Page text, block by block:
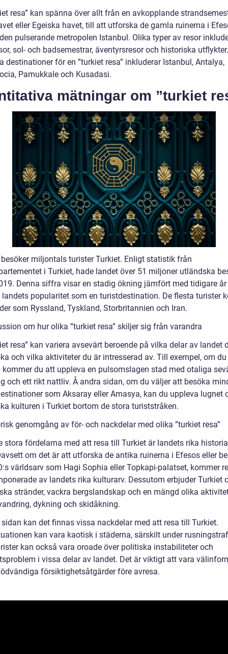
resa” kan spänna över allt från en avkopplande
eller Egeiska havet, till att utforska de gamla ruinerna i
pulserande metropolen Istanbul. Olika typer av resor
sol- och badsemestrar, äventyrsresor och historiska utflykter.
destinationer för en ”turkiet resa” inkluderar Istanbul, Antalya,
Pamukkale och Kusadasi.
mätningar om ”turkiet
miljontals turister Turkiet. Enligt statistik från
i Turkiet, hade landet över 51 miljoner utländska
Denna siffra visar en stadig ökning jämfört med tidigare
landets popularitet som en turistdestination. De flesta turister
som Ryssland, Tyskland, Storbritannien och Iran.
om hur olika ”turkiet resa” skiljer sig från varandra
resa” kan variera avsevärt beroende på vilka delar av landet
och vilka aktiviteter du är intresserad av. Till exempel, om
du att uppleva en pulsomslagen stad med otaliga
och ett rikt nattliv. Å andra sidan, om du väljer att besöka
som Aksaray eller Amasya, kan du uppleva lugnet
kulturen i Turkiet bortom de stora turiststråken.
genomgång av för- och nackdelar med olika ”turkiet resa”
stora fördelarna med att resa till Turkiet är landets rika
om det är att utforska de antika ruinerna i Efesos eller
världsarv som Hagi Sophia eller Topkapi-palatset, kommer
av landets rika kulturarv. Dessutom erbjuder Turkiet
stränder, vackra bergslandskap och en mängd olika
dykning och skidåkning.
kan det finnas vissa nackdelar med att resa till Turkiet.
kan vara kaotisk i städerna, särskilt under
kan också vara oroade över politiska instabiliteter och
i vissa delar av landet. Det är viktigt att vara
försiktighetsåtgärder före avresa.